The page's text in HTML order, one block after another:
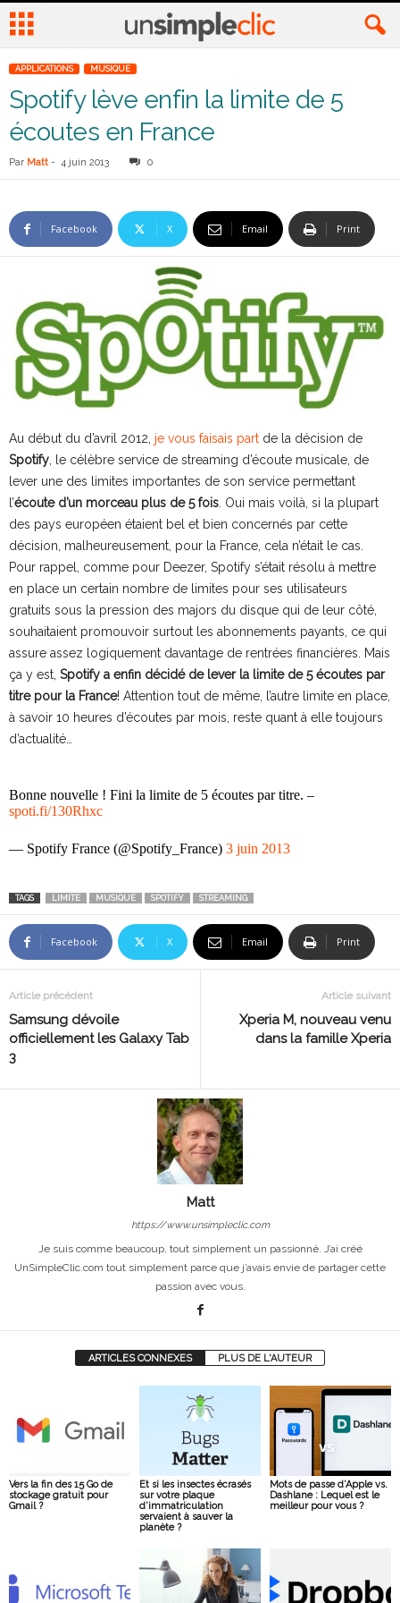
APPLICATIONS MUSIQUE
Spotify lève enfin la limite de 5
écoutes en France
Par Matt - 4 juin 2013 0
Facebook X Email Print
Au début du d’avril 2012, je vous faisais part de la décision de
Spotify , le célèbre service de streaming d’écoute musicale, de
lever une des limites importantes de son service permettant
l’écoute d’un morceau plus de 5 fois . Oui mais voilà, si la plupart
des pays européen étaient bel et bien concernés par cette
décision, malheureusement, pour la France, cela n’était le cas.
Pour rappel, comme pour Deezer, Spotify s’était résolu à mettre
en place un certain nombre de limites pour ses utilisateurs
gratuits sous la pression des majors du disque qui de leur côté,
souhaitaient promouvoir surtout les abonnements payants, ce qui
assure assez logiquement davantage de rentrées financières. Mais
ça y est, Spotify a enfin décidé de lever la limite de 5 écoutes par
titre pour la France! Attention tout de même, l’autre limite en place,
à savoir 10 heures d’écoutes par mois, reste quant à elle toujours
d’actualité…
Bonne nouvelle ! Fini la limite de 5 écoutes par titre. –
spoti.fi/130Rhxc
— Spotify France (@Spotify_France) 3 juin 2013
TAGS LIMITE MUSIQUE SPOTIFY STREAMING
Facebook X Email Print
Article précédent
Samsung dévoile
officiellement les Galaxy Tab
3
Article suivant
Xperia M, nouveau venu
dans la famille Xperia
Matt
https://www.unsimpleclic.com
Je suis comme beaucoup, tout simplement un passionné. J’ai créé
UnSimpleClic.com tout simplement parce que j’avais envie de partager cette
passion avec vous.
ARTICLES CONNEXES PLUS DE L'AUTEUR
Vers la fin des 15 Go de
stockage gratuit pour
Gmail ?
Et si les insectes écrasés
sur votre plaque
d’immatriculation
servaient à sauver la
planète ?
Mots de passe d’Apple vs.
Dashlane : Lequel est le
meilleur pour vous ?